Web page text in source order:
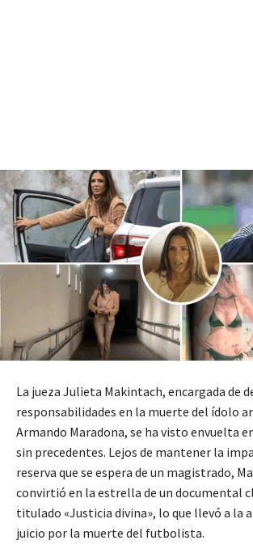
La jueza Julieta Makintach, encargada de
responsabilidades en la muerte del ídolo
Armando Maradona, se ha visto envuelta
sin precedentes. Lejos de mantener la
reserva que se espera de un magistrado,
convirtió en la estrella de un documental
titulado «Justicia divina», lo que llevó a la
juicio por la muerte del futbolista.